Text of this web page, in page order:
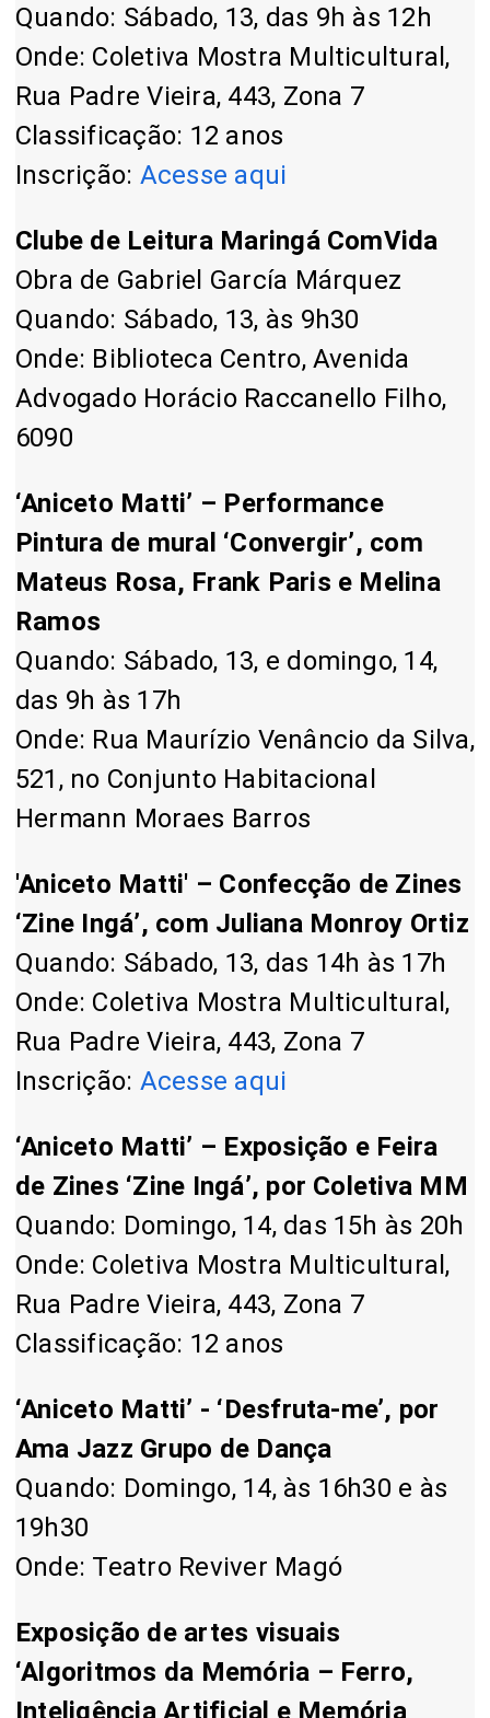
Quando: Sábado, 13, das 9h às 12h
Onde: Coletiva Mostra Multicultural,
Rua Padre Vieira, 443, Zona 7
Classificação: 12 anos
Inscrição: Acesse aqui
Clube de Leitura Maringá ComVida
Obra de Gabriel García Márquez
Quando: Sábado, 13, às 9h30
Onde: Biblioteca Centro, Avenida
Advogado Horácio Raccanello Filho,
6090
‘Aniceto Matti’ – Performance
Pintura de mural ‘Convergir’, com
Mateus Rosa, Frank Paris e Melina
Ramos
Quando: Sábado, 13, e domingo, 14,
das 9h às 17h
Onde: Rua Maurízio Venâncio da Silva,
521, no Conjunto Habitacional
Hermann Moraes Barros
'Aniceto Matti' – Confecção de Zines
‘Zine Ingá’, com Juliana Monroy Ortiz
Quando: Sábado, 13, das 14h às 17h
Onde: Coletiva Mostra Multicultural,
Rua Padre Vieira, 443, Zona 7
Inscrição: Acesse aqui
‘Aniceto Matti’ – Exposição e Feira
de Zines ‘Zine Ingá’, por Coletiva MM
Quando: Domingo, 14, das 15h às 20h
Onde: Coletiva Mostra Multicultural,
Rua Padre Vieira, 443, Zona 7
Classificação: 12 anos
‘Aniceto Matti’ - ‘Desfruta-me’, por
Ama Jazz Grupo de Dança
Quando: Domingo, 14, às 16h30 e às
19h30
Onde: Teatro Reviver Magó
Exposição de artes visuais
‘Algoritmos da Memória – Ferro,
Inteligência Artificial e Memória